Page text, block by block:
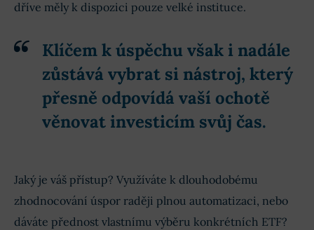
dříve měly k dispozici pouze velké instituce.
Klíčem k úspěchu však i nadále
zůstává vybrat si nástroj, který
přesně odpovídá vaší ochotě
věnovat investicím svůj čas.
Jaký je váš přístup? Využíváte k dlouhodobému
zhodnocování úspor raději plnou automatizaci, nebo
dáváte přednost vlastnímu výběru konkrétních ETF?